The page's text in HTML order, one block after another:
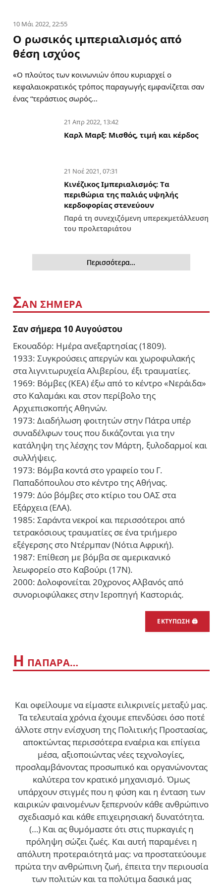
10 Μάι 2022, 22:55
Ο ρωσικός ιμπεριαλισμός από
θέση ισχύος
«Ο πλούτος των κοινωνιών όπου κυριαρχεί ο
κεφαλαιοκρατικός τρόπος παραγωγής εμφανίζεται σαν
ένας “τεράστιος σωρός…
21 Απρ 2022, 13:42
Καρλ Μαρξ: Μισθός, τιμή και κέρδος
21 Νοέ 2021, 07:31
Κινέζικος Ιμπεριαλισμός: Tα
περιθώρια της παλιάς υψηλής
κερδοφορίας στενεύουν
Παρά τη συνεχιζόμενη υπερεκμετάλλευση
του προλεταριάτου
Περισσότερα…
ΣΑΝ ΣΗΜΕΡΑ
Σαν σήμερα 10 Αυγούστου
Εκουαδόρ: Ημέρα ανεξαρτησίας (1809).
1933: Συγκρούσεις απεργών και χωροφυλακής
στα λιγνιτωρυχεία Αλιβερίου, έξι τραυματίες.
1969: Βόμβες (ΚΕΑ) έξω από το κέντρο «Νεράιδα»
στο Καλαμάκι και στον περίβολο της
Αρχιεπισκοπής Αθηνών.
1973: Διαδήλωση φοιτητών στην Πάτρα υπέρ
συναδέλφων τους που δικάζονται για την
κατάληψη της λέσχης τον Μάρτη, ξυλοδαρμοί και
συλλήψεις.
1973: Βόμβα κοντά στο γραφείο του Γ.
Παπαδόπουλου στο κέντρο της Αθήνας.
1979: Δύο βόμβες στο κτίριο του ΟΑΣ στα
Εξάρχεια (ΕΛΑ).
1985: Σαράντα νεκροί και περισσότεροι από
τετρακόσιους τραυματίες σε ένα τριήμερο
εξέγερσης στο Ντέρμπαν (Νότια Αφρική).
1987: Επίθεση με βόμβα σε αμερικανικό
λεωφορείο στο Καβούρι (17Ν).
2000: Δολοφονείται 20χρονος Αλβανός από
συνοριοφύλακες στην Ιεροπηγή Καστοριάς.
ΕΚΤΥΠΩΣΗ 🖨
Η ΠΑΠΑΡΑ…
Και οφείλουμε να είμαστε ειλικρινείς μεταξύ μας.
Τα τελευταία χρόνια έχουμε επενδύσει όσο ποτέ
άλλοτε στην ενίσχυση της Πολιτικής Προστασίας,
αποκτώντας περισσότερα εναέρια και επίγεια
μέσα, αξιοποιώντας νέες τεχνολογίες,
προσλαμβάνοντας προσωπικό και οργανώνοντας
καλύτερα τον κρατικό μηχανισμό. Όμως
υπάρχουν στιγμές που η φύση και η ένταση των
καιρικών φαινομένων ξεπερνούν κάθε ανθρώπινο
σχεδιασμό και κάθε επιχειρησιακή δυνατότητα.
(…) Και ας θυμόμαστε ότι στις πυρκαγιές η
πρόληψη σώζει ζωές. Και αυτή παραμένει η
απόλυτη προτεραιότητά μας: να προστατεύουμε
πρώτα την ανθρώπινη ζωή, έπειτα την περιουσία
των πολιτών και τα πολύτιμα δασικά μας